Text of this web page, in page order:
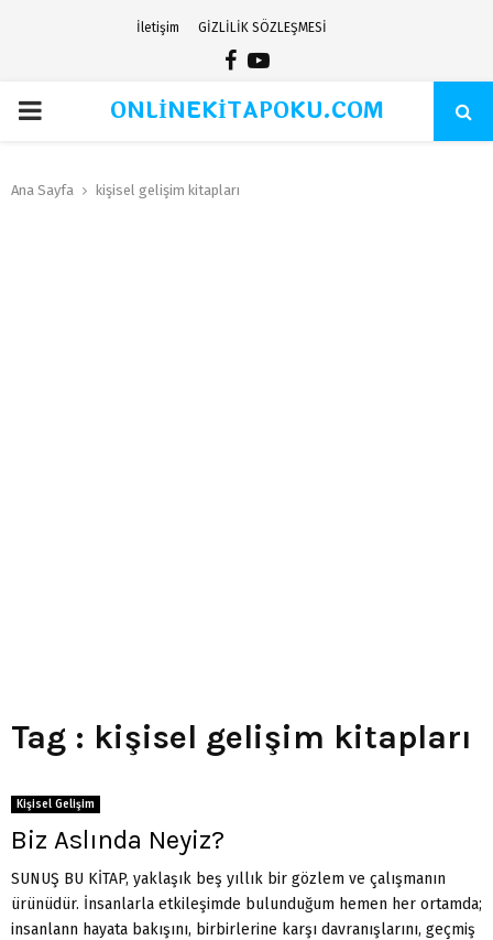
İletişim GİZLİLİK SÖZLEŞMESİ
Facebook
Youtube
PRIMARYONLİNEKİTAPOKU.COM
Ana Sayfa kişisel gelişim kitapları
Tag : kişisel gelişim kitapları
Kişisel Gelişim
Biz Aslında Neyiz?
SUNUŞ BU KİTAP, yaklaşık beş yıllık bir gözlem ve çalışmanın
ürünüdür. İnsanlarla etkileşimde bulunduğum hemen her ortamda;
insanlann hayata bakışını, birbirlerine karşı davranışlarını, geçmiş